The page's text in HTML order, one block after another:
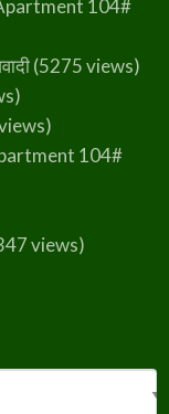
104#
(5275 views)
104#
views)